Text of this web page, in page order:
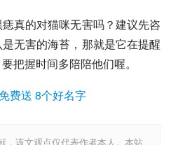
真的对猫咪无害吗？建议先咨
无害的海苔，那就是它在提醒
把握时间多陪陪他们喔。
费送 8个好名字
，该文观点仅代表作者本人。本站